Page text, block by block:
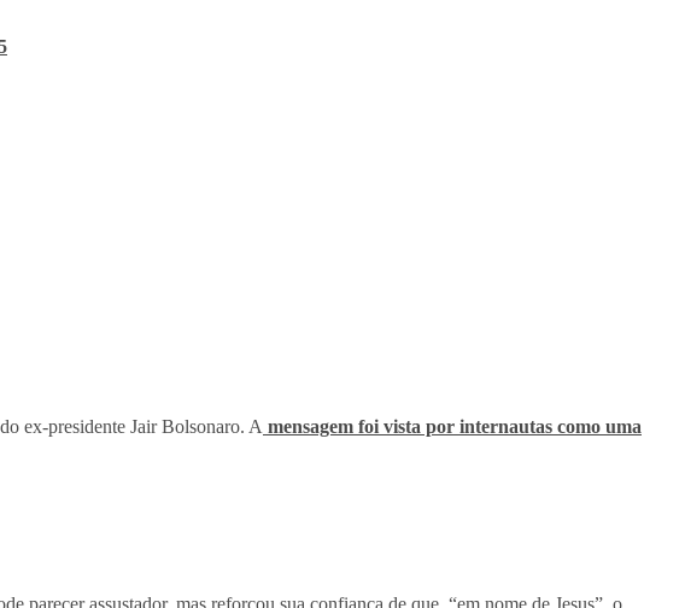
ex-presidente Jair Bolsonaro. A mensagem foi vista por internautas como uma